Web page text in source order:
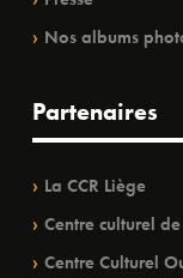
Nos albums
Partenaires
La CCR Liège
Centre culturel
Centre Culturel